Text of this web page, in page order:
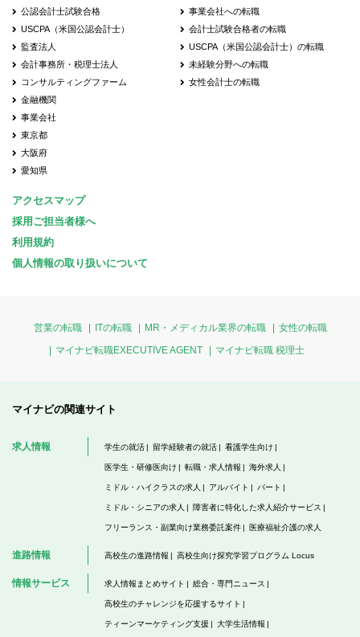
公認会計士試験合格
USCPA（米国公認会計士）
監査法人
会計事務所・税理士法人
コンサルティングファーム
金融機関
事業会社
東京都
大阪府
愛知県
事業会社への転職
会計士試験合格者の転職
USCPA（米国公認会計士）の転職
未経験分野への転職
女性会計士の転職
アクセスマップ
採用ご担当者様へ
利用規約
個人情報の取り扱いについて
営業の転職 ITの転職 MR・メディカル業界の転職
女性の転職
マイナビ転職EXECUTIVE AGENT
マイナビ転職 税理士
マイナビの関連サイト
求人情報 学生の就活 留学経験者の就活 看護学生向け
医学生・研修医向け 転職・求人情報 海外求人
ミドル・ハイクラスの求人 アルバイト パート
ミドル・シニアの求人 障害者に特化した求人紹介サービス
フリーランス・副業向け業務委託案件 医療福祉介護の求人
進路情報 高校生の進路情報 高校生向け探究学習プログラム Locus
情報サービス 求人情報まとめサイト 総合・専門ニュース
高校生のチャレンジを応援するサイト
ティーンマーケティング支援 大学生活情報